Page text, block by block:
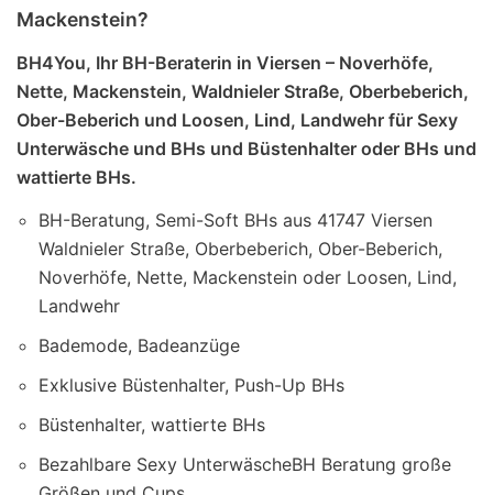
Mackenstein?
BH4You, Ihr BH-Beraterin in Viersen – Noverhöfe,
Nette, Mackenstein, Waldnieler Straße, Oberbeberich,
Ober-Beberich und Loosen, Lind, Landwehr für Sexy
Unterwäsche und BHs und Büstenhalter oder BHs und
wattierte BHs.
BH-Beratung, Semi-Soft BHs aus 41747 Viersen
Waldnieler Straße, Oberbeberich, Ober-Beberich,
Noverhöfe, Nette, Mackenstein oder Loosen, Lind,
Landwehr
Bademode, Badeanzüge
Exklusive Büstenhalter, Push-Up BHs
Büstenhalter, wattierte BHs
Bezahlbare Sexy UnterwäscheBH Beratung große